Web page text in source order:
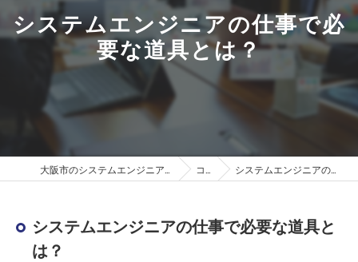
システムエンジニアの仕事で必
要な道具とは？
コラム システムエンジニアの仕事で必要な道具とは？
システムエンジニアの仕事で必要な道具と
は？